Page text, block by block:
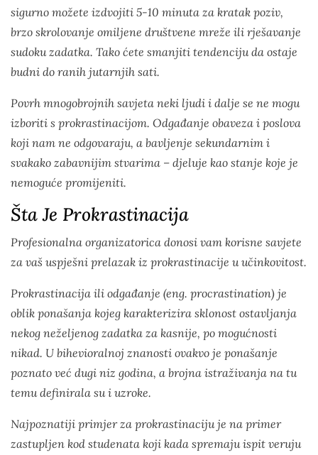
sigurno možete izdvojiti 5-10 minuta za kratak poziv,
brzo skrolovanje omiljene društvene mreže ili rješavanje
sudoku zadatka. Tako ćete smanjiti tendenciju da ostaje
budni do ranih jutarnjih sati.
Povrh mnogobrojnih savjeta neki ljudi i dalje se ne mogu
izboriti s prokrastinacijom. Odgađanje obaveza i poslova
koji nam ne odgovaraju, a bavljenje sekundarnim i
svakako zabavnijim stvarima – djeluje kao stanje koje je
nemoguće promijeniti.
Šta Je Prokrastinacija
Profesionalna organizatorica donosi vam korisne savjete
za vaš uspješni prelazak iz prokrastinacije u učinkovitost.
Prokrastinacija ili odgađanje (eng. procrastination) je
oblik ponašanja kojeg karakterizira sklonost ostavljanja
nekog neželjenog zadatka za kasnije, po mogućnosti
nikad. U bihevioralnoj znanosti ovakvo je ponašanje
poznato već dugi niz godina, a brojna istraživanja na tu
temu definirala su i uzroke.
Najpoznatiji primjer za prokrastinaciju je na primer
zastupljen kod studenata koji kada spremaju ispit veruju